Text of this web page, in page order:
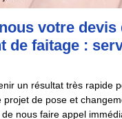
votre devis
de faitage :
un résultat très rapide
projet de pose et
nous faire appel